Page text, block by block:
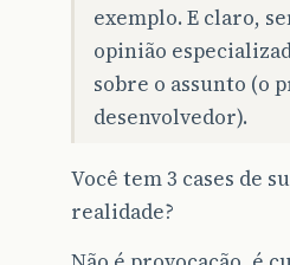
exemplo. E claro,
opinião
sobre o assunto (o
desenvolvedor).
Você tem 3 cases de
realidade?